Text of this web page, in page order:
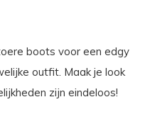
boots voor een edgy
outfit. Maak je look
zijn eindeloos!